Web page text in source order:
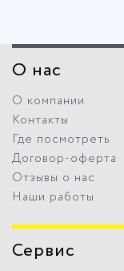
О нас
О компании
Контакты
Где посмотреть
Договор-оферта
Отзывы о нас
Наши работы
Сервис